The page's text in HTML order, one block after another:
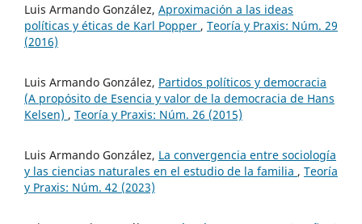
Luis Armando González, Aproximación a las ideas
políticas y éticas de Karl Popper , Teoría y Praxis: Núm. 29
(2016)
Luis Armando González, Partidos políticos y democracia
(A propósito de Esencia y valor de la democracia de Hans
Kelsen) , Teoría y Praxis: Núm. 26 (2015)
Luis Armando González, La convergencia entre sociología
y las ciencias naturales en el estudio de la familia , Teoría
y Praxis: Núm. 42 (2023)